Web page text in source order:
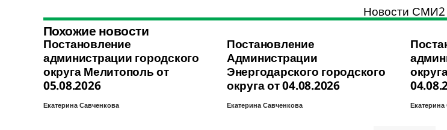
Новости СМИ2
Похожие новости
Постановление
администрации городского
округа Мелитополь от
05.08.2026
Екатерина Савченкова
Постановление
Администрации
Энергодарского городского
округа от 04.08.2026
Екатерина Савченкова